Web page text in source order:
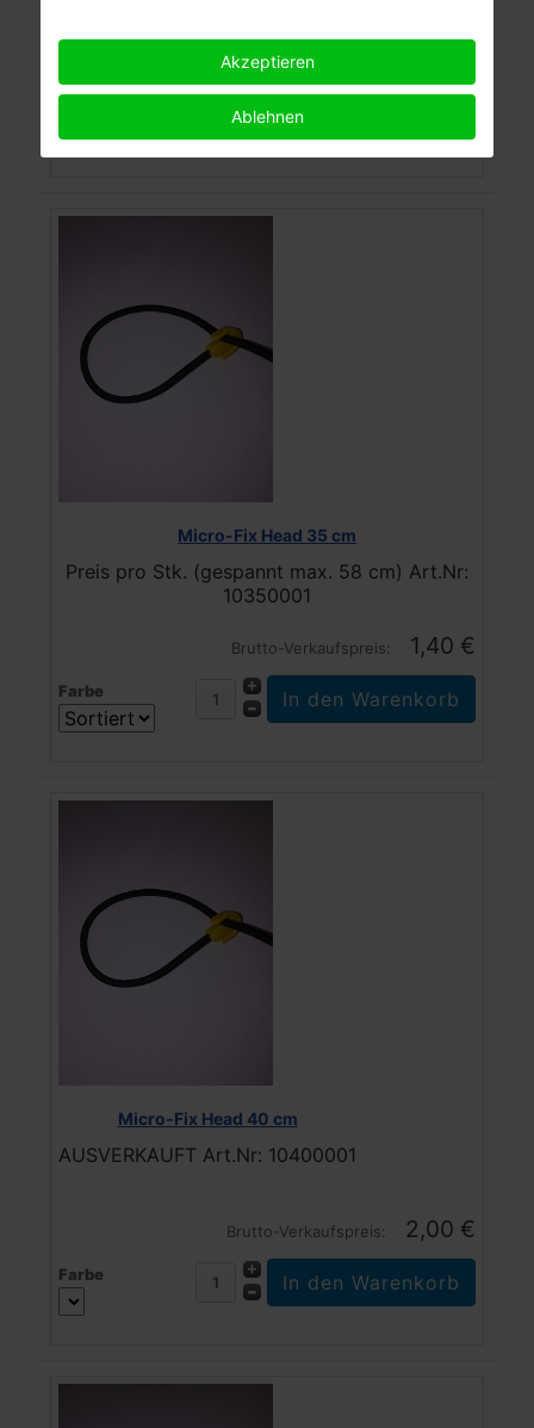
Brutto-Verkaufspreis:
Micro-Fix Head 35 cm
Preis pro Stk. (gespannt max. 58 cm) Art.Nr:
10350001
Brutto-Verkaufspreis: 1,40 €
Farbe
Micro-Fix Head 40 cm
AUSVERKAUFT Art.Nr: 10400001
Brutto-Verkaufspreis: 2,00 €
Farbe
Akzeptieren
Ablehnen